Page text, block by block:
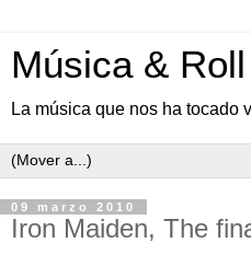
Música & Roll
La música que nos ha tocado
09 marzo 2010
Iron Maiden, The